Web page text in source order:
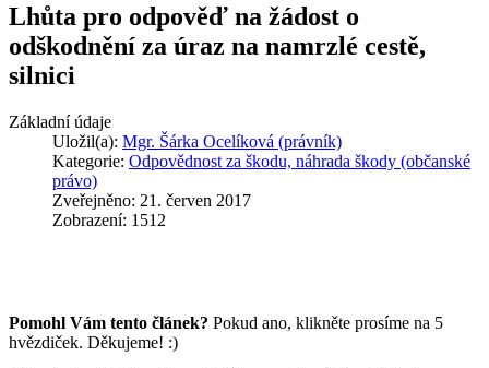
Lhůta pro odpověď na žádost o
odškodnění za úraz na namrzlé cestě,
silnici
Základní údaje
Uložil(a): Mgr. Šárka Ocelíková (právník)
Kategorie: Odpovědnost za škodu, náhrada škody (občanské
právo)
Zveřejněno: 21. červen 2017
Zobrazení: 1512
Pomohl Vám tento článek? Pokud ano, klikněte prosíme na 5
hvězdiček. Děkujeme! :)